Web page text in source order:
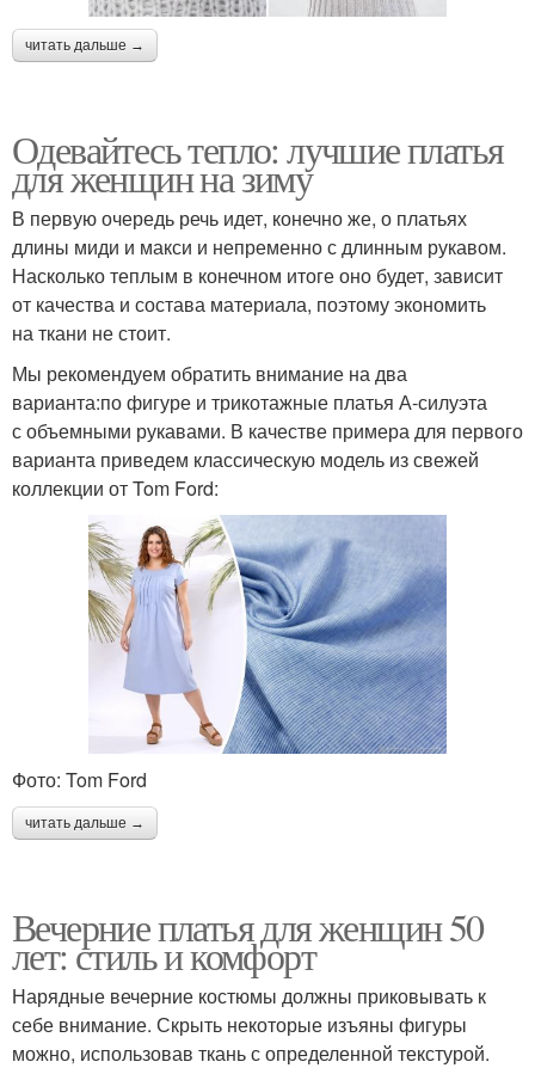
читать дальше →
Одевайтесь тепло: лучшие платья
для женщин на зиму
В первую очередь речь идет, конечно же, о платьях
длины миди и макси и непременно с длинным рукавом.
Насколько теплым в конечном итоге оно будет, зависит
от качества и состава материала, поэтому экономить
на ткани не стоит.
Мы рекомендуем обратить внимание на два
варианта:по фигуре и трикотажные платья А-силуэта
с объемными рукавами. В качестве примера для первого
варианта приведем классическую модель из свежей
коллекции от Tom Ford:
Фото: Tom Ford
читать дальше →
Вечерние платья для женщин 50
лет: стиль и комфорт
Нарядные вечерние костюмы должны приковывать к
себе внимание. Скрыть некоторые изъяны фигуры
можно, использовав ткань с определенной текстурой.